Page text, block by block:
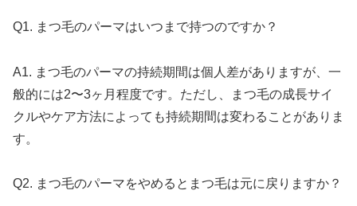
Q1. まつ毛のパーマはいつまで持つのですか？
A1. まつ毛のパーマの持続期間は個人差がありますが、一
般的には2〜3ヶ月程度です。ただし、まつ毛の成長サイ
クルやケア方法によっても持続期間は変わることがありま
す。
Q2. まつ毛のパーマをやめるとまつ毛は元に戻りますか？